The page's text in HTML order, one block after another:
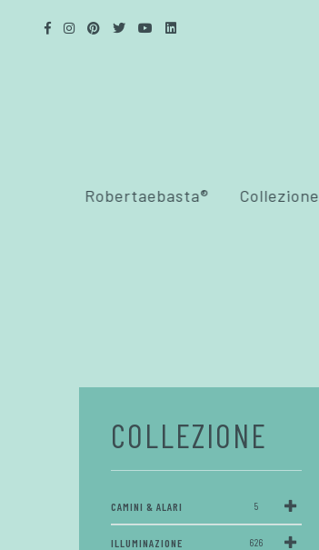
Robertaebasta® Collezione
COLLEZIONE
CAMINI & ALARI 5
ILLUMINAZIONE 626